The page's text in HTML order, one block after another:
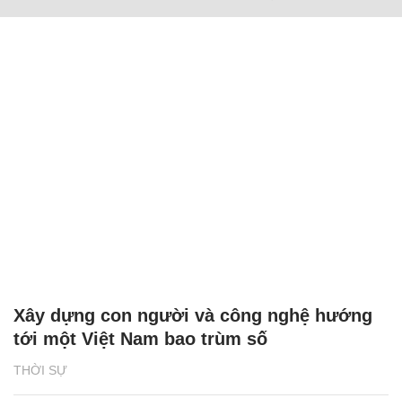
THỜI SỰ
Xây dựng con người và công nghệ hướng
tới một Việt Nam bao trùm số